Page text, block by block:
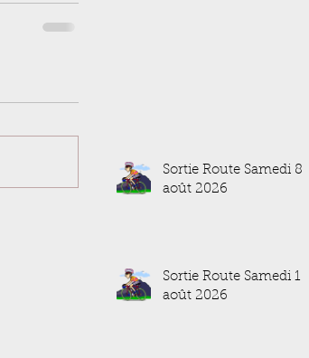
Sortie Route Samedi 8
août 2026
Sortie Route Samedi 1
août 2026